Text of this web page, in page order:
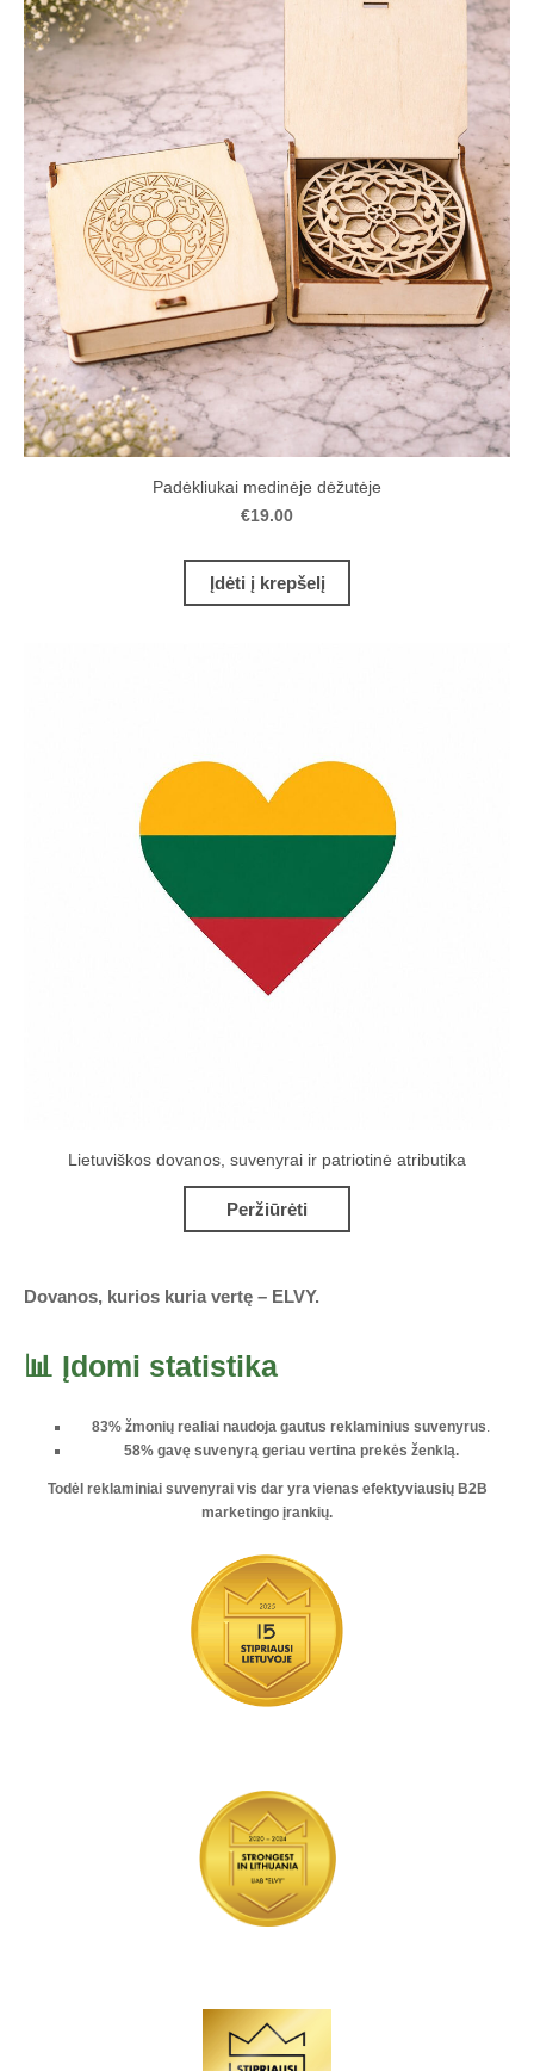
Dovanos, kurios kuria vertę – ELVY.
📊 Įdomi statistika
83% žmonių realiai naudoja gautus reklaminius suvenyrus.
58% gavę suvenyrą geriau vertina prekės ženklą.
Todėl reklaminiai suvenyrai vis dar yra vienas efektyviausių B2B
marketingo įrankių.
Padėkliukai medinėje dėžutėje
€19.00
Įdėti į krepšelį
Lietuviškos dovanos, suvenyrai ir patriotinė atributika
Peržiūrėti